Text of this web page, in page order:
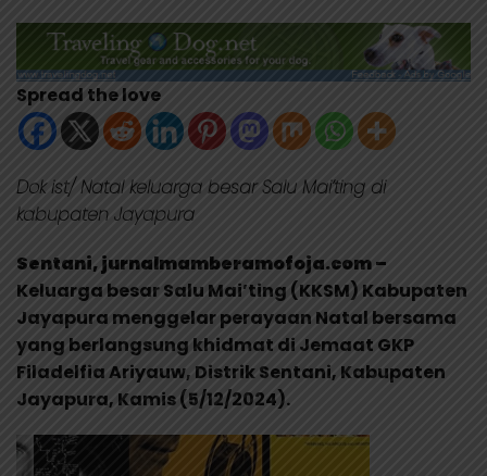
Spread the love
Dok ist/ Natal keluarga besar Salu Mai’ting di
kabupaten Jayapura
Sentani, jurnalmamberamofoja.com –
Keluarga besar Salu Mai’ting (KKSM) Kabupaten
Jayapura menggelar perayaan Natal bersama
yang berlangsung khidmat di Jemaat GKP
Filadelfia Ariyauw, Distrik Sentani, Kabupaten
Jayapura, Kamis (5/12/2024).